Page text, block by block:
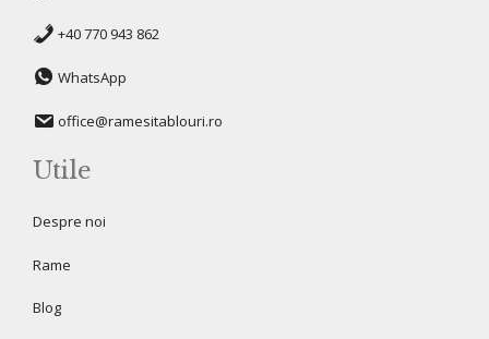
+40 770 943 862
WhatsApp
office@ramesitablouri.ro
Utile
Despre noi
Rame
Blog